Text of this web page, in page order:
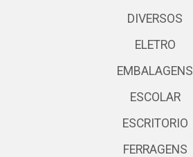
DIVERSOS
ELETRO
EMBALAGENS
ESCOLAR
ESCRITORIO
FERRAGENS